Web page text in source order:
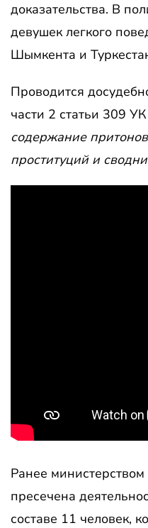
доказательства. В
девушек легкого
Шымкента и
Проводится
части 2 статьи 309 УК
содержание
проституций и
Ранее
пресечена
составе 11 человек,